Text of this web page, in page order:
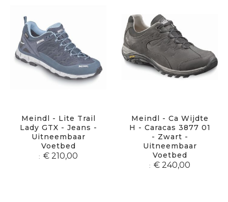
Meindl - Lite Trail
Lady GTX - Jeans -
Uitneembaar
Voetbed
€ 210,00
Meindl - Ca Wijdte
H - Caracas 3877 01
- Zwart -
Uitneembaar
Voetbed
€ 240,00